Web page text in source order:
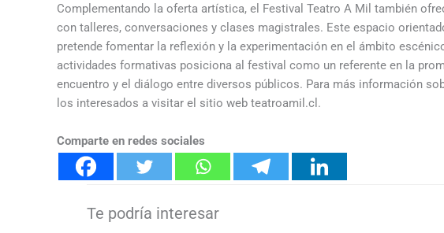
Complementando la oferta artística, el Festival Teatro A Mil también
con talleres, conversaciones y clases magistrales. Este espacio
pretende fomentar la reflexión y la experimentación en el ámbito
actividades formativas posiciona al festival como un referente en la
encuentro y el diálogo entre diversos públicos. Para más información
los interesados a visitar el sitio web teatroamil.cl.
Comparte en redes sociales